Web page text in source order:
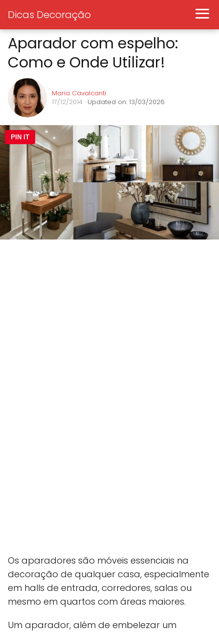
Dicas Decoração
Aparador com espelho:
Como e Onde Utilizar!
Maria Cavalcanti
17/12/2014 · Updated on: 13/03/2026
PIN IT
Os aparadores são móveis essenciais na
decoração de qualquer casa, especialmente
em halls de entrada, corredores, salas ou
mesmo em quartos com áreas maiores.
Um aparador, além de embelezar um